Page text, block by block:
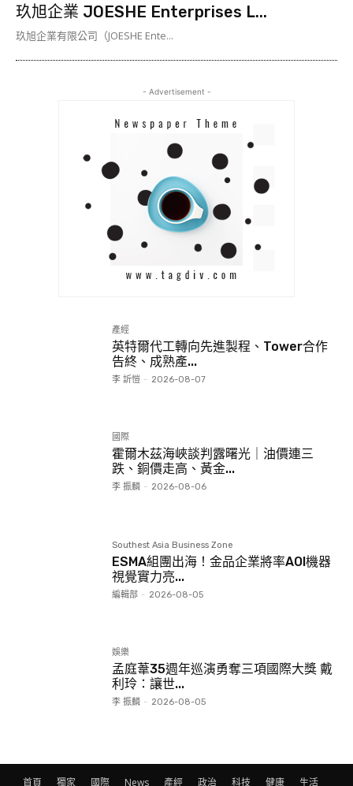
玖旭企業 JOESHE Enterprises L...
玖旭企業有限公司（JOESHE Ente...
- Advertisement -
產經
英特爾代工轉向先進製程、Tower合作
告終、成熟產...
李 訢愷 - 2026-08-07
國際
霍爾木茲海峽談判露曙光｜油價連三
跌、銅價走高、黃金...
李 振麟 - 2026-08-06
Southest Asia Business Zone
ESMA組團出海！金品企業將率AOI機器
視覺實力亮...
編輯部 - 2026-08-05
娛樂
孟庭葦35週年巡演勇奪三項國際大獎 戴
利玲：讓世...
李 振麟 - 2026-08-05
首頁 獨家 國際 News 產經 政治 科技 健康 生活